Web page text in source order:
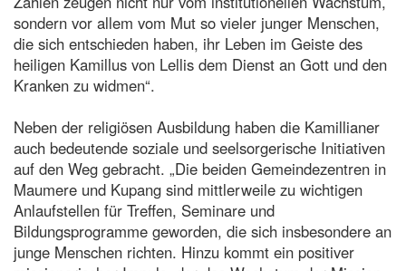
sondern vor allem vom Mut so vieler junger Menschen,
die sich entschieden haben, ihr Leben im Geiste des
heiligen Kamillus von Lellis dem Dienst an Gott und den
Kranken zu widmen“.
Neben der religiösen Ausbildung haben die Kamillianer
auch bedeutende soziale und seelsorgerische Initiativen
auf den Weg gebracht. „Die beiden Gemeindezentren in
Maumere und Kupang sind mittlerweile zu wichtigen
Anlaufstellen für Treffen, Seminare und
Bildungsprogramme geworden, die sich insbesondere an
junge Menschen richten. Hinzu kommt ein positiver